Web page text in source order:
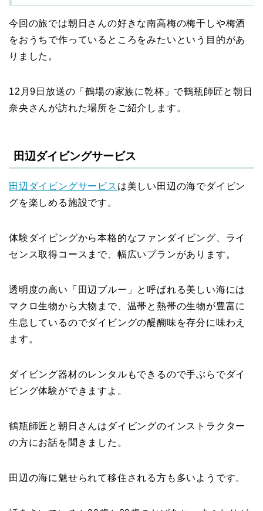
今回の旅では朝日さんの好きな南高梅の梅干しや梅酒
をおうちで作っているところをみたいという目的があ
りました。
12月9日放送の「鶴場の家族に乾杯」で鶴瓶師匠と朝日
奈央さんが訪れた場所をご紹介します。
田辺ダイビングサービス
田辺ダイビングサービス は美しい田辺の海でダイビン
グを楽しめる施設です。
体験ダイビングから本格的なファンダイビング、ライ
センス取得コースまで、幅広いプランがあります。
透明度の高い「田辺ブルー」と呼ばれる美しい海には
マクロ生物から大物まで、温帯と熱帯の生物が豊富に
生息しているのでダイビングの醍醐味を存分に味わえ
ます。
ダイビング器材のレンタルもできるので手ぶらでダイ
ビング体験ができますよ。
鶴瓶師匠と朝日さんはダイビングのインストラクター
の方にお話を聞きました。
田辺の海に魅せられて移住される方も多いようです。